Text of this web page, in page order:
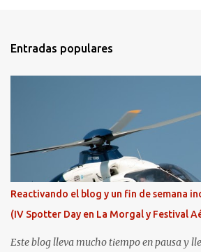
Entradas populares
Reactivando el blog y un fin de semana
(IV Spotter Day en La Morgal y Festival
Este blog lleva mucho tiempo en pausa y